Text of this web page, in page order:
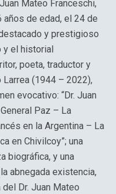
Mateo Franceschi,
de edad, el 24 de
y prestigioso
y el historial
poeta, traductor y
(1944 – 2022),
evocativo: “Dr. Juan
Paz – La
en la Argentina – La
en Chivilcoy”; una
biográfica, y una
abnegada existencia,
Dr. Juan Mateo